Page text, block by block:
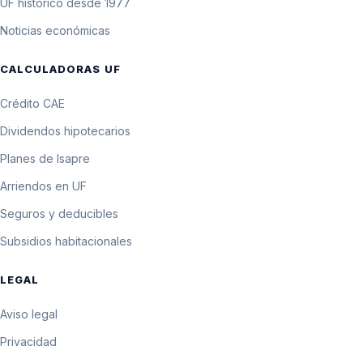
UF histórico desde 1977
Noticias económicas
CALCULADORAS UF
Crédito CAE
Dividendos hipotecarios
Planes de Isapre
Arriendos en UF
Seguros y deducibles
Subsidios habitacionales
LEGAL
Aviso legal
Privacidad